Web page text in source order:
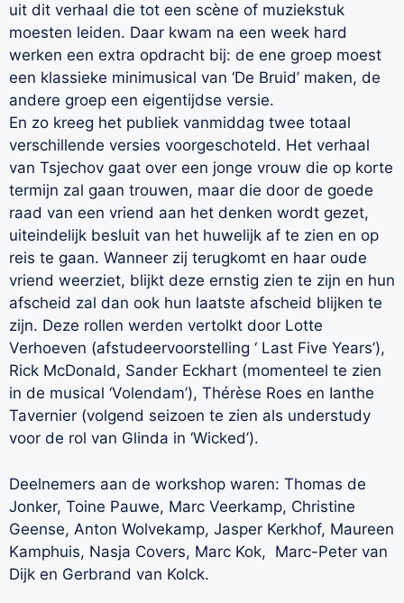
uit dit verhaal die tot een scène of muziekstuk
moesten leiden. Daar kwam na een week hard
werken een extra opdracht bij: de ene groep moest
een klassieke minimusical van ‘De Bruid’ maken, de
andere groep een eigentijdse versie.
En zo kreeg het publiek vanmiddag twee totaal
verschillende versies voorgeschoteld. Het verhaal
van Tsjechov gaat over een jonge vrouw die op korte
termijn zal gaan trouwen, maar die door de goede
raad van een vriend aan het denken wordt gezet,
uiteindelijk besluit van het huwelijk af te zien en op
reis te gaan. Wanneer zij terugkomt en haar oude
vriend weerziet, blijkt deze ernstig zien te zijn en hun
afscheid zal dan ook hun laatste afscheid blijken te
zijn. Deze rollen werden vertolkt door Lotte
Verhoeven (afstudeervoorstelling ‘ Last Five Years’),
Rick McDonald, Sander Eckhart (momenteel te zien
in de musical ‘Volendam’), Thérèse Roes en Ianthe
Tavernier (volgend seizoen te zien als understudy
voor de rol van Glinda in ‘Wicked’).
Deelnemers aan de workshop waren: Thomas de
Jonker, Toine Pauwe, Marc Veerkamp, Christine
Geense, Anton Wolvekamp, Jasper Kerkhof, Maureen
Kamphuis, Nasja Covers, Marc Kok, Marc-Peter van
Dijk en Gerbrand van Kolck.